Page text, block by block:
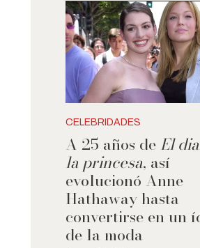
CELEBRIDADES
A 25 años de El
la princesa, así
evolucionó Anne
Hathaway hasta
convertirse en un
de la moda